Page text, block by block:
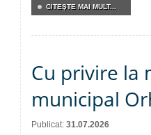
CITEŞTE MAI MULT...
Cu privire la
municipal
Publicat: 31.07.2026